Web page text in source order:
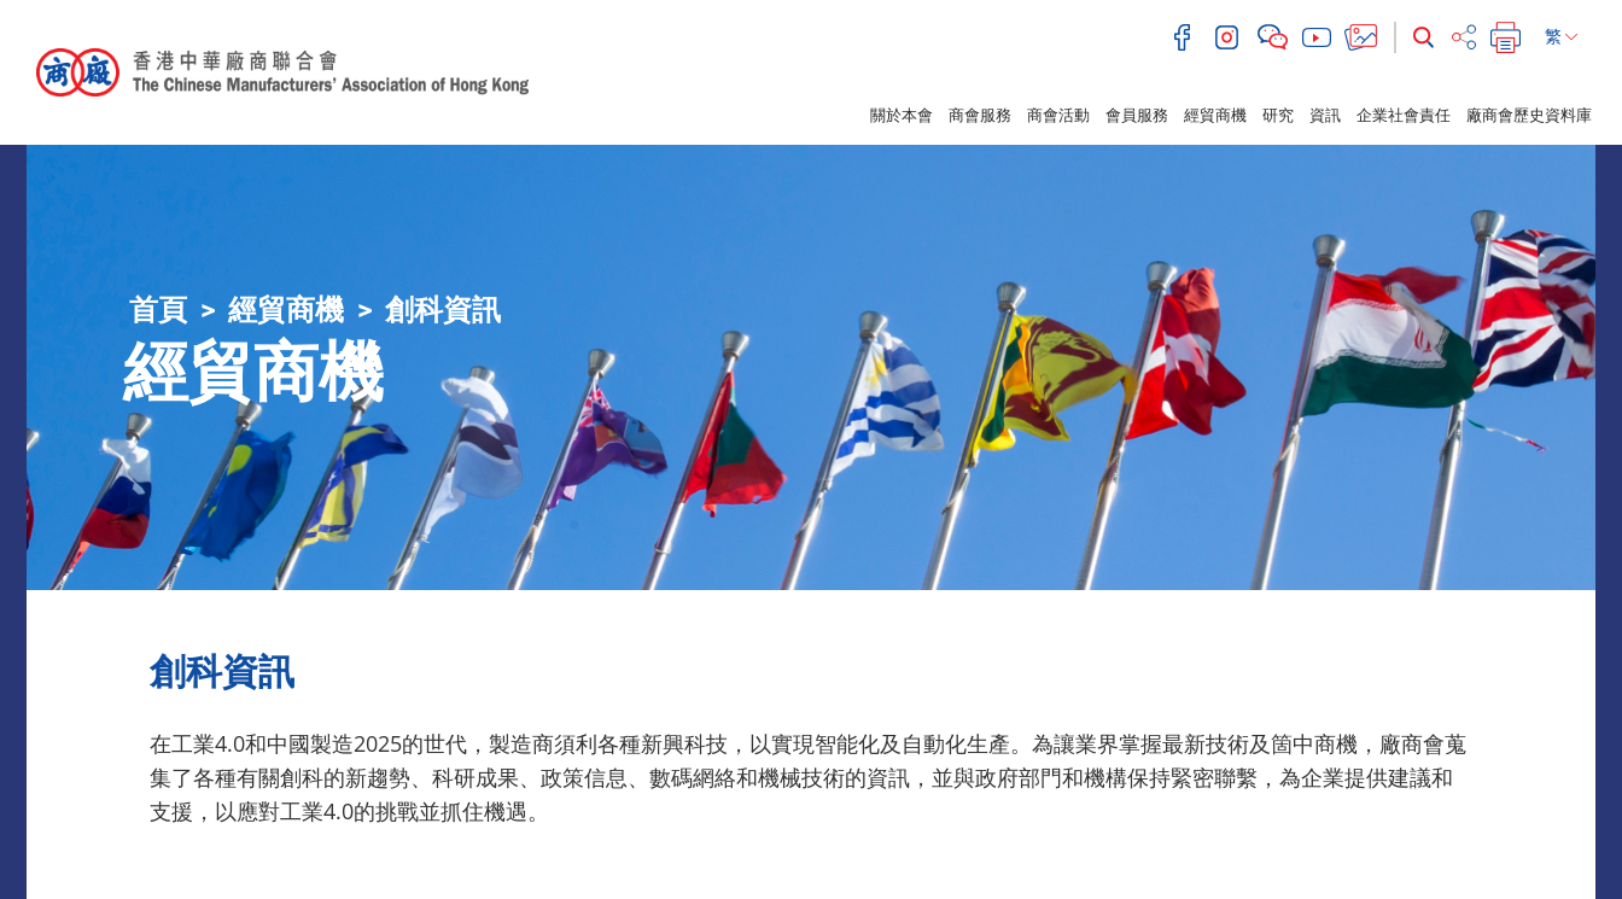
繁
關於本會 商會服務 商會活動 會員服務 經貿商機 研究 資訊 企業社會責任 廠商會歷史資料庫
首頁 經貿商機 創科資訊
經貿商機
創科資訊
在工業4.0和中國製造2025的世代，製造商須利各種新興科技，以實現智能化及自動化生產。為讓業界掌握最新技術及箇中商機，廠商會蒐
集了各種有關創科的新趨勢、科研成果、政策信息、數碼網絡和機械技術的資訊，並與政府部門和機構保持緊密聯繫，為企業提供建議和
支援，以應對工業4.0的挑戰並抓住機遇。